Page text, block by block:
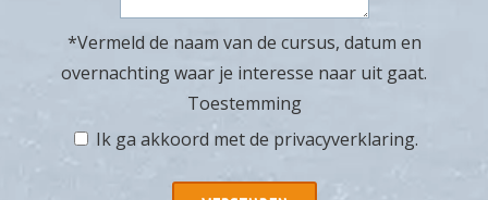
*Vermeld de naam van de cursus, datum en
overnachting waar je interesse naar uit gaat.
Toestemming
Ik ga akkoord met de privacyverklaring.